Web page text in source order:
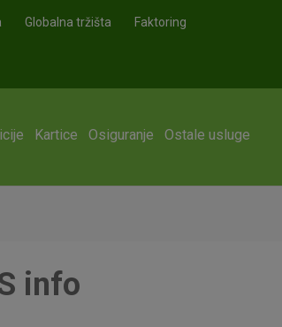
Globalna tržišta Faktoring
Kartice Osiguranje Ostale usluge
info